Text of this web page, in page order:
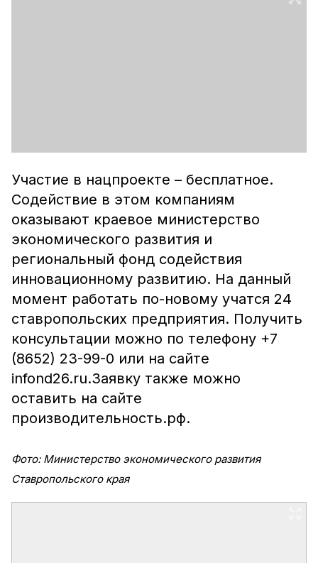
Участие в нацпроекте – бесплатное.
Содействие в этом компаниям
оказывают краевое министерство
экономического развития и
региональный фонд содействия
инновационному развитию. На данный
момент работать по-новому учатся 24
ставропольских предприятия. Получить
консультации можно по телефону +7
(8652) 23-99-0 или на сайте
infond26.ru.Заявку также можно
оставить на сайте
производительность.рф.
Фото: Министерство экономического развития
Ставропольского края